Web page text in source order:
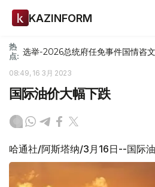
KAZINFORM
热
点: 选举-2026总统府任免事件国情咨文
08:49, 16 3月 2023
国际油价大幅下跌
哈通社/阿斯塔纳/3月16日--国际油